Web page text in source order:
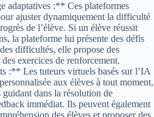
adaptatives :** Ces plateformes
ajuster dynamiquement la difficulté
de l’élève. Si un élève réussit
la plateforme lui présente des défis
difficultés, elle propose des
exercices de renforcement.
:** Les tuteurs virtuels basés sur l’IA
aux élèves à tout moment,
dans la résolution de
immédiat. Ils peuvent également
des élèves et proposer des